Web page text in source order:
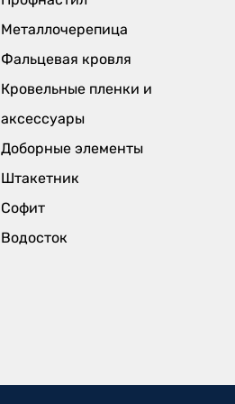
Металлочерепица
Фальцевая кровля
Кровельные пленки и
аксессуары
Доборные элементы
Штакетник
Софит
Водосток